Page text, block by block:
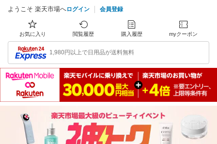
ようこそ 楽天市場へログイン 会員登録
お気に入り 閲覧履歴 購入履歴 myクーポン
1,980円以上で日用品が送料無料